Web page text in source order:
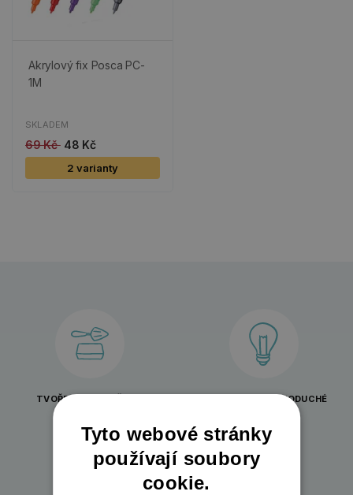
Akrylový fix Posca PC-
1M
SKLADEM
69 Kč 48 Kč
2 varianty
TVOŘENÍ PRO KAŽDOU
INSPIRACE A JEDNODUCHÉ
Tyto webové stránky
používají soubory
cookie.